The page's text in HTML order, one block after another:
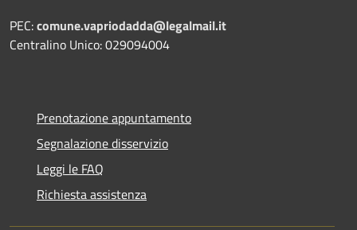
PEC:comune.vapriodadda@legalmail.it
Centralino Unico: 029094004
Prenotazione appuntamento
Segnalazione disservizio
Leggi le FAQ
Richiesta assistenza